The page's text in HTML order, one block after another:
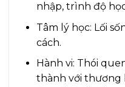
nhập, trình độ
Tâm lý học: Lối
cách.
Hành vi: Thói
thành với thương